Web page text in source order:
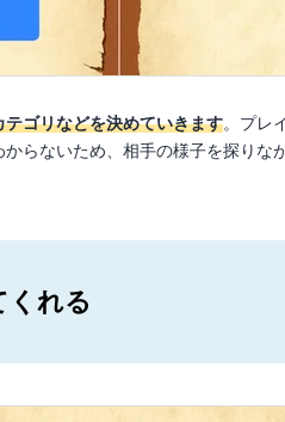
ゴリなどを決めていきます。プレ
らないため、相手の様子を探りな
くれる